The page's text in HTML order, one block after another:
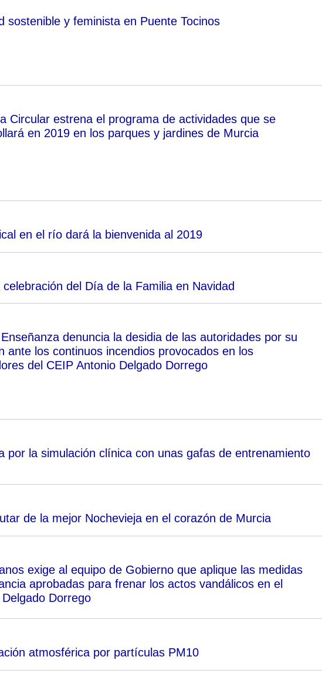
sostenible y feminista en Puente Tocinos
Circular estrena el programa de actividades que se
en 2019 en los parques y jardines de Murcia
en el río dará la bienvenida al 2019
del Día de la Familia en Navidad
denuncia la desidia de las autoridades por su
ante los continuos incendios provocados en los
del CEIP Antonio Delgado Dorrego
por la simulación clínica con unas gafas de entrenamiento
de la mejor Nochevieja en el corazón de Murcia
exige al equipo de Gobierno que aplique las medidas
aprobadas para frenar los actos vandálicos en el
Dorrego
atmosférica por partículas PM10